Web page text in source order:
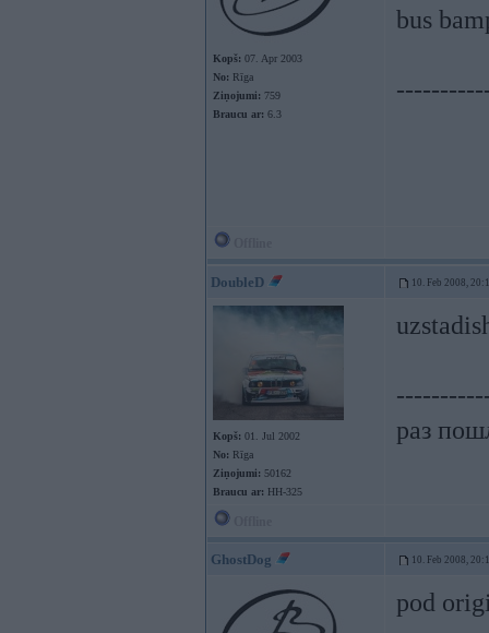
Kopš: 07. Apr 2003
No: Rīga
Ziņojumi: 759
Braucu ar: 6.3
bus
DoubleD 10. Feb 2008,
Kopš: 01. Jul 2002
No: Rīga
Ziņojumi: 50162
Braucu ar: HH-325
раз
GhostDog 10. Feb 2008,
pod